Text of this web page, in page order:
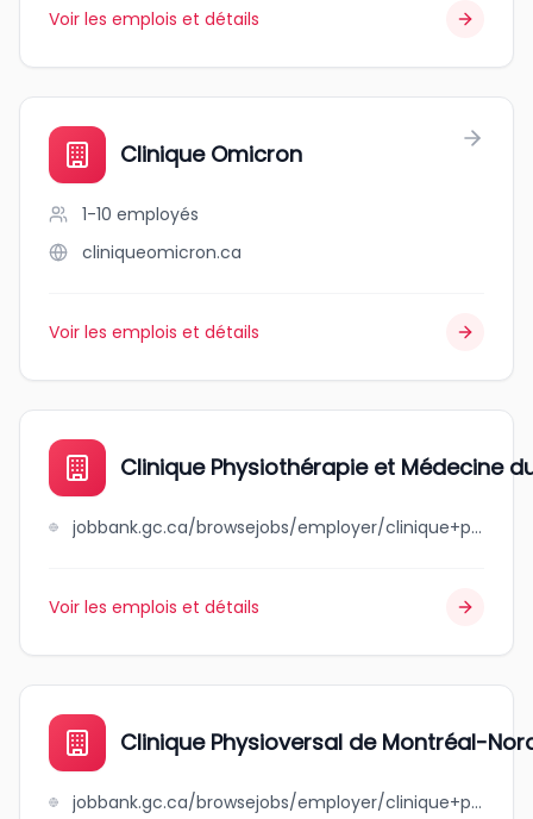
Voir les emplois et détails
Clinique Omicron
1-10 employés
cliniqueomicron.ca
Voir les emplois et détails
Clinique Physiothérapie et Médecine
jobbank.gc.ca/browsejobs/employer/clinique+physioth%C3%A9rapie+et+m%C3%A9decine+du+sport/ca
Voir les emplois et détails
Clinique Physioversal de Montréal-
jobbank.gc.ca/browsejobs/employer/clinique+physioversal+de+montr%C3%A9al-nord+inc./ca